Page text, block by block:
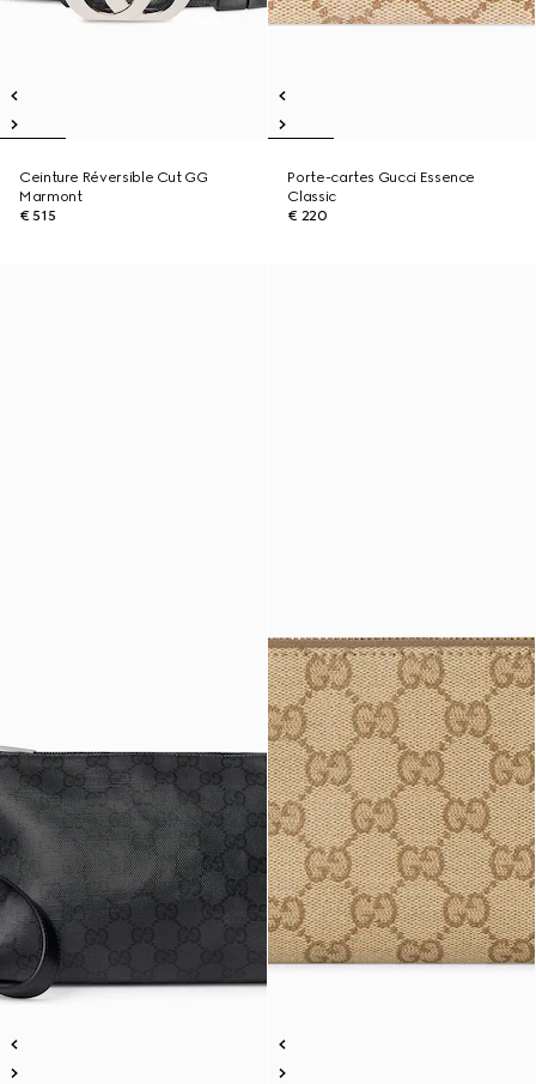
Ceinture Réversible Cut GG
Marmont
€ 515
Porte-cartes Gucci Essence
Classic
€ 220